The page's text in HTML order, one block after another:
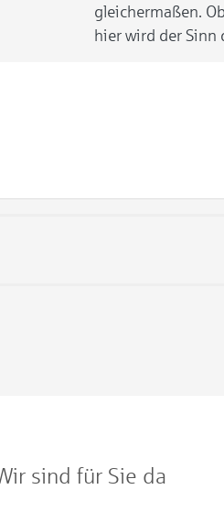
gleichermaßen.
hier wird der Sinn
sind für Sie da